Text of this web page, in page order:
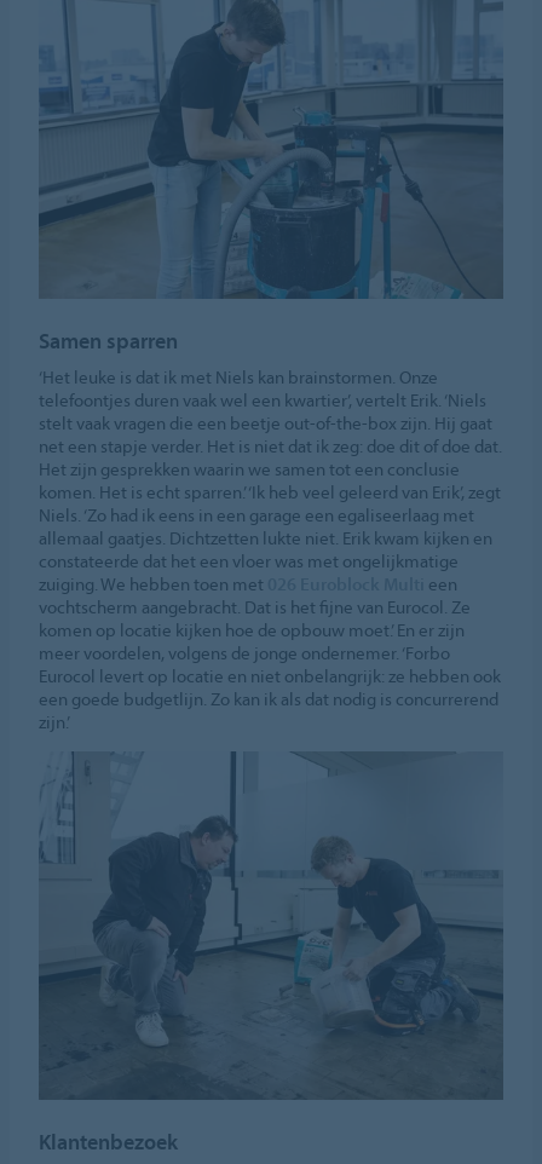
Samen sparren
‘Het leuke is dat ik met Niels kan brainstormen. Onze
telefoontjes duren vaak wel een kwartier’, vertelt Erik. ‘Niels
stelt vaak vragen die een beetje out-of-the-box zijn. Hij gaat
net een stapje verder. Het is niet dat ik zeg: doe dit of doe dat.
Het zijn gesprekken waarin we samen tot een conclusie
komen. Het is echt sparren.’ ‘Ik heb veel geleerd van Erik’, zegt
Niels. ‘Zo had ik eens in een garage een egaliseerlaag met
allemaal gaatjes. Dichtzetten lukte niet. Erik kwam kijken en
constateerde dat het een vloer was met ongelijkmatige
zuiging. We hebben toen met
een
vochtscherm aangebracht. Dat is het fijne van Eurocol. Ze
komen op locatie kijken hoe de opbouw moet.’ En er zijn
meer voordelen, volgens de jonge ondernemer. ‘Forbo
Eurocol levert op locatie en niet onbelangrijk: ze hebben ook
een goede budgetlijn. Zo kan ik als dat nodig is concurrerend
zijn.’
Klantenbezoek